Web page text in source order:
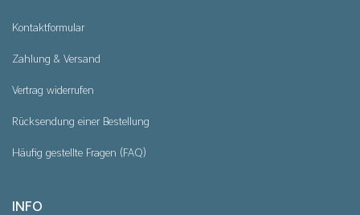
Kontaktformular
Zahlung & Versand
Vertrag widerrufen
Rücksendung einer Bestellung
Häufig gestellte Fragen (FAQ)
INFO